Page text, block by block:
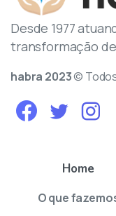
Desde 1977
transformação
habra 2023©
Home
O que